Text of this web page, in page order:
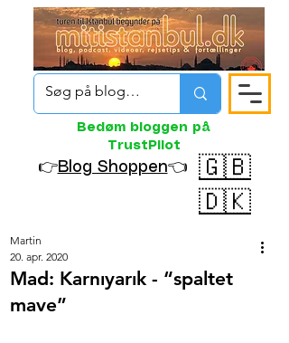
Bedøm bloggen på
TrustPilot
👉Blog Shoppen👈
🇬🇧
🇩🇰
Mad: Karnıyarık - “spaltet
mave”
Martin
20. apr. 2020